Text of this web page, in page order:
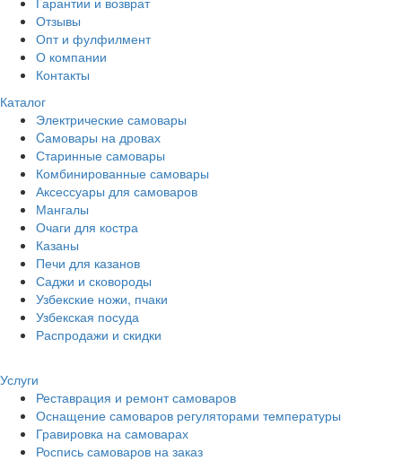
Отзывы
Опт и фулфилмент
О компании
Контакты
Каталог
Электрические самовары
Cамовары на дровах
Старинные самовары
Комбинированные самовары
Аксессуары для самоваров
Мангалы
Очаги для костра
Казаны
Печи для казанов
Саджи и сковороды
Узбекские ножи, пчаки
Узбекская посуда
Распродажи и скидки
Услуги
Реставрация и ремонт самоваров
Оснащение самоваров регуляторами температуры
Гравировка на самоварах
Роспись самоваров на заказ